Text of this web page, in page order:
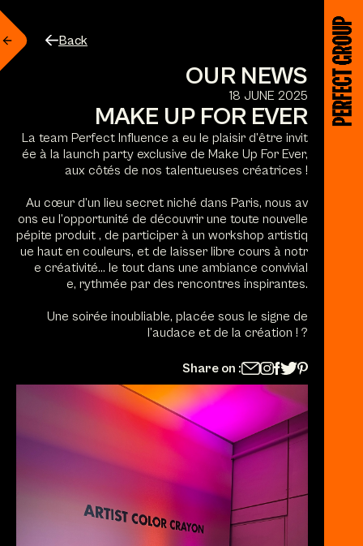
Back
OUR NEWS
18 JUNE 2025
MAKE UP FOR EVER
La team Perfect Influence a eu le plaisir d’être invit
ée à la launch party exclusive de Make Up For Ever,
aux côtés de nos talentueuses créatrices !
Au cœur d’un lieu secret niché dans Paris, nous av
ons eu l’opportunité de découvrir une toute nouvelle
pépite produit , de participer à un workshop artistiq
ue haut en couleurs, et de laisser libre cours à notr
e créativité… le tout dans une ambiance convivial
e, rythmée par des rencontres inspirantes.
Une soirée inoubliable, placée sous le signe de
l’audace et de la création ! ?
Share on :